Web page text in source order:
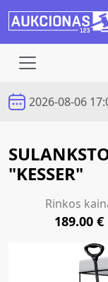
2026-08-06
"KESSER"
Rinkos
189.00 €